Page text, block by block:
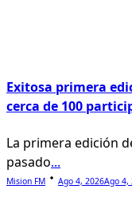
Exitosa primera
cerca de 100
La primera edición
pasado...
Mision FM Ago 4, 2026Ago 4,